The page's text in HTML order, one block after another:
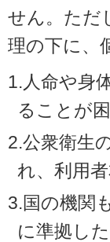
せん。ただ
理の下に、
1.人命や身
ることが
2.公衆衛生
れ、利用
3.国の機関
に準拠し